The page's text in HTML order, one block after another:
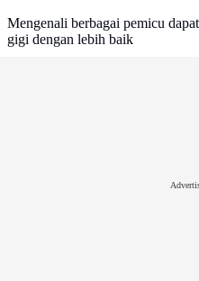
Mengenali berbagai pemicu
gigi dengan lebih baik